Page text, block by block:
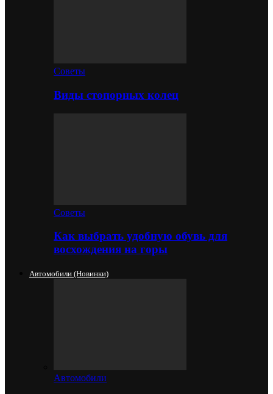
Советы
Виды стопорных колец
Советы
Как выбрать удобную обувь для
восхождения на горы
Автомобили (новинки)
Автомобили